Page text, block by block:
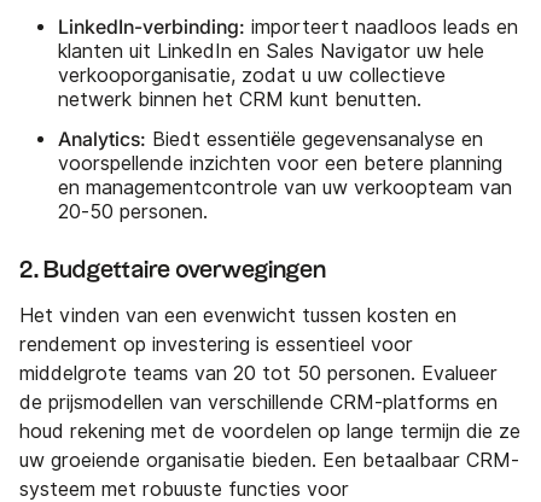
LinkedIn-verbinding: importeert naadloos leads en
klanten uit LinkedIn en Sales Navigator uw hele
verkooporganisatie, zodat u uw collectieve
netwerk binnen het CRM kunt benutten.
Analytics: Biedt essentiële gegevensanalyse en
voorspellende inzichten voor een betere planning
en managementcontrole van uw verkoopteam van
20-50 personen.
2. Budgettaire overwegingen
Het vinden van een evenwicht tussen kosten en
rendement op investering is essentieel voor
middelgrote teams van 20 tot 50 personen. Evalueer
de prijsmodellen van verschillende CRM-platforms en
houd rekening met de voordelen op lange termijn die ze
uw groeiende organisatie bieden. Een betaalbaar CRM-
systeem met robuuste functies voor